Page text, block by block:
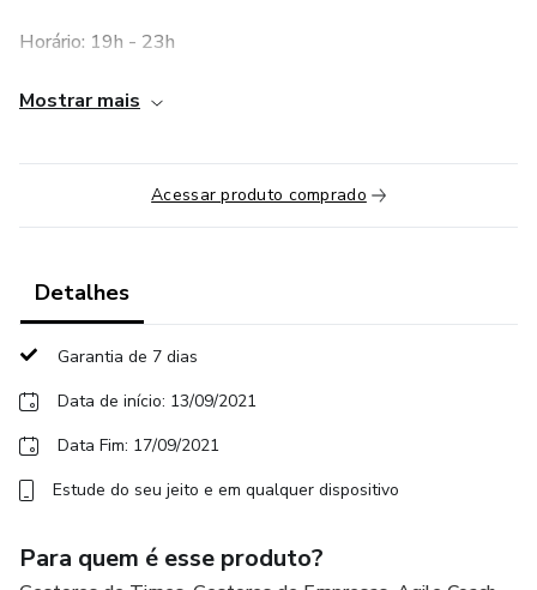
Horário: 19h - 23h
Vagas: 20
+ Conteúdo extra: Maturidade Organizacional
OBJETIVOS DE APRENDIZADO
Gerenciando Mudanças Evolucionárias
Lidando com a Resistência à Mudança
Feedback Loops e Aprendizagem Contínua
Implementando e Escalando Kanban
Otimizando Fluxo e Previsibilidade
Mostrar mais
Acessar produto comprado
Detalhes
Garantia de 7 dias
Data de início: 13/09/2021
Data Fim: 17/09/2021
Estude do seu jeito e em qualquer dispositivo
Para quem é esse produto?